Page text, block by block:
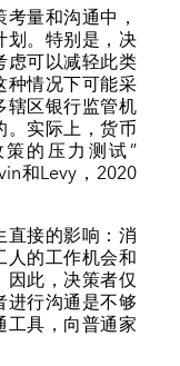
量和沟通中，
划。特别是，决
可以减轻此类
情况下可能采
区银行监管机
实际上，货币
的压力测试”
和Levy，2020
接的影响：消
的工作机会和
此，决策者仅
行沟通是不够
具，向普通家